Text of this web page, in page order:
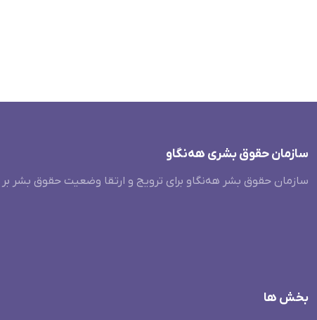
سازمان حقوق بشری هەنگاو
سازمان حقوق بشر هه‌نگاو برای ترویج و ارتقا وضعیت حقوق بشر
بخش ها